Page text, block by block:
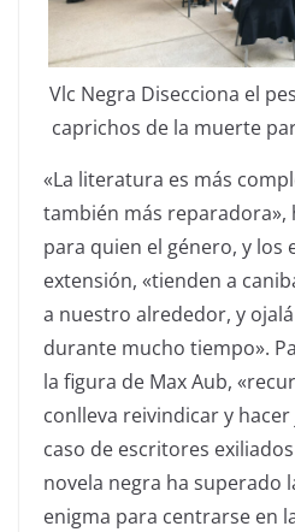
Vlc Negra Disecciona el
caprichos de la muerte
«La literatura es más
también más reparadora»,
para quien el género, y los
extensión, «tienden a
a nuestro alrededor, y
durante mucho tiempo».
la figura de Max Aub,
conlleva reivindicar y
caso de escritores
novela negra ha superado
enigma para centrarse en